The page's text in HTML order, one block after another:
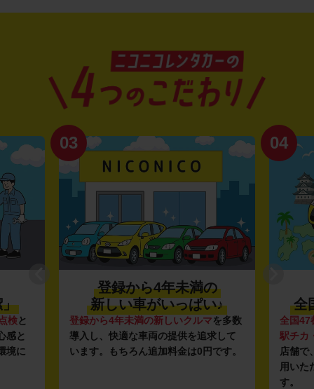
」
検と
感と
境に
03
登録から4年未満の
新しい車がいっぱい♪
登録から4年未満の新しいクルマを多数
導入し、快適な車両の提供を追求して
います。もちろん追加料金は0円です。
04
全
全国47
駅チカ
店舗で
用いた
す。